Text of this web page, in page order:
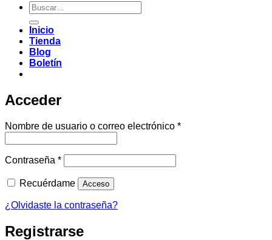
Buscar
por:
Inicio
Tienda
Blog
Boletín
Acceder
Nombre de usuario o correo electrónico *Obligatorio
Contraseña *Obligatorio
Recuérdame Acceso
¿Olvidaste la contraseña?
Registrarse